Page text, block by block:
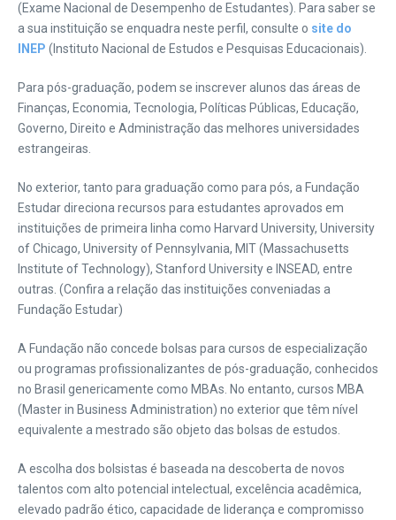
(Exame Nacional de Desempenho de Estudantes). Para saber se
a sua instituição se enquadra neste perfil, consulte o site do
INEP (Instituto Nacional de Estudos e Pesquisas Educacionais).
Para pós-graduação, podem se inscrever alunos das áreas de
Finanças, Economia, Tecnologia, Políticas Públicas, Educação,
Governo, Direito e Administração das melhores universidades
estrangeiras.
No exterior, tanto para graduação como para pós, a Fundação
Estudar direciona recursos para estudantes aprovados em
instituições de primeira linha como Harvard University, University
of Chicago, University of Pennsylvania, MIT (Massachusetts
Institute of Technology), Stanford University e INSEAD, entre
outras. (Confira a relação das instituições conveniadas a
Fundação Estudar)
A Fundação não concede bolsas para cursos de especialização
ou programas profissionalizantes de pós-graduação, conhecidos
no Brasil genericamente como MBAs. No entanto, cursos MBA
(Master in Business Administration) no exterior que têm nível
equivalente a mestrado são objeto das bolsas de estudos.
A escolha dos bolsistas é baseada na descoberta de novos
talentos com alto potencial intelectual, excelência acadêmica,
elevado padrão ético, capacidade de liderança e compromisso